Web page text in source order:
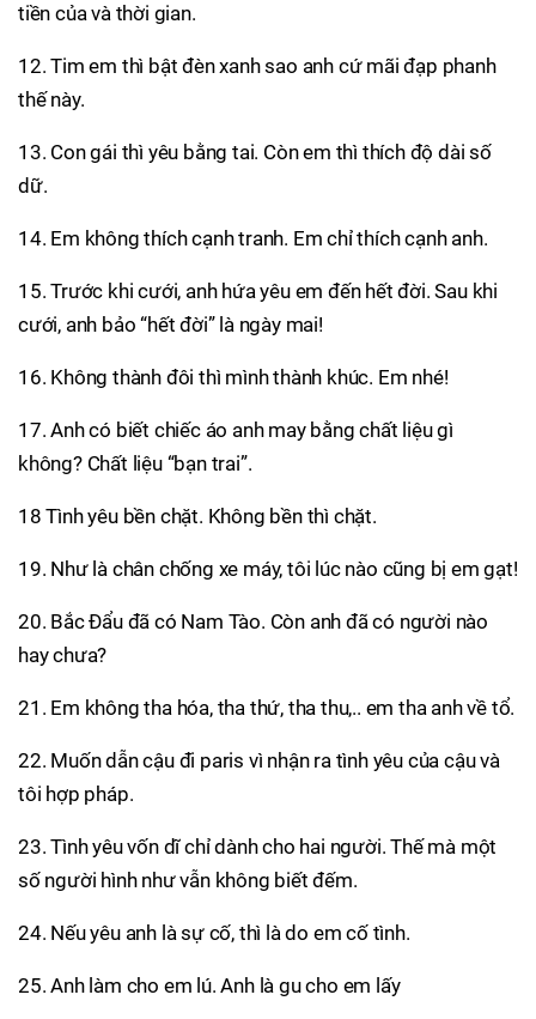
tiền của và thời gian.
12. Tim em thì bật đèn xanh sao anh cứ mãi đạp phanh
thế này.
13. Con gái thì yêu bằng tai. Còn em thì thích độ dài số
dữ.
14. Em không thích cạnh tranh. Em chỉ thích cạnh anh.
15. Trước khi cưới, anh hứa yêu em đến hết đời. Sau khi
cưới, anh bảo “hết đời” là ngày mai!
16. Không thành đôi thì mình thành khúc. Em nhé!
17. Anh có biết chiếc áo anh may bằng chất liệu gì
không? Chất liệu “bạn trai”.
18 Tình yêu bền chặt. Không bền thì chặt.
19. Như là chân chống xe máy, tôi lúc nào cũng bị em gạt!
20. Bắc Đẩu đã có Nam Tào. Còn anh đã có người nào
hay chưa?
21. Em không tha hóa, tha thứ, tha thu,.. em tha anh về tổ.
22. Muốn dẫn cậu đi paris vì nhận ra tình yêu của cậu và
tôi hợp pháp.
23. Tình yêu vốn dĩ chỉ dành cho hai người. Thế mà một
số người hình như vẫn không biết đếm.
24. Nếu yêu anh là sự cố, thì là do em cố tình.
25. Anh làm cho em lú. Anh là gu cho em lấy